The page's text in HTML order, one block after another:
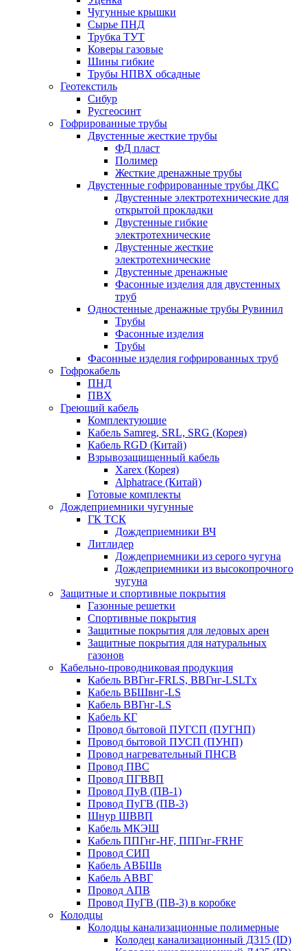
Чугунные крышки
Сырье ПНД
Трубка ТУТ
Коверы газовые
Шины гибкие
Трубы НПВХ обсадные
Геотекстиль
Сибур
Русгеосинт
Гофрированные трубы
Двустенные жесткие трубы
ФД пласт
Полимер
Жесткие дренажные трубы
Двустенные гофрированные трубы ДКС
Двустенные электротехнические для
открытой прокладки
Двустенные гибкие
электротехнические
Двустенные жесткие
электротехнические
Двустенные дренажные
Фасонные изделия для двустенных
труб
Одностенные дренажные трубы Рувинил
Трубы
Фасонные изделия
Трубы
Фасонные изделия гофрированных труб
Гофрокабель
ПНД
ПВХ
Греющий кабель
Комплектующие
Кабель Samreg, SRL, SRG (Корея)
Кабель RGD (Китай)
Взрывозащищенный кабель
Xarex (Корея)
Alphatrace (Китай)
Готовые комплекты
Дождеприемники чугунные
ГК ТСК
Дождеприемники ВЧ
Литлидер
Дождеприемники из серого чугуна
Дождеприемники из высокопрочного
чугуна
Защитные и спортивные покрытия
Газонные решетки
Спортивные покрытия
Защитные покрытия для ледовых арен
Защитные покрытия для натуральных
газонов
Кабельно-проводниковая продукция
Кабель ВВГнг-FRLS, ВВГнг-LSLTx
Кабель ВБШвнг-LS
Кабель ВВГнг-LS
Кабель КГ
Провод бытовой ПУГСП (ПУГНП)
Провод бытовой ПУСП (ПУНП)
Провод нагревательный ПНСВ
Провод ПВС
Провод ПГВВП
Провод ПуВ (ПВ-1)
Провод ПуГВ (ПВ-3)
Шнур ШВВП
Кабель МКЭШ
Кабель ППГнг-HF, ППГнг-FRHF
Провод СИП
Кабель АВБШв
Кабель АВВГ
Провод АПВ
Провод ПуГВ (ПВ-3) в коробке
Колодцы
Колодцы канализационные полимерные
Колодец канализационный Д315 (ID)